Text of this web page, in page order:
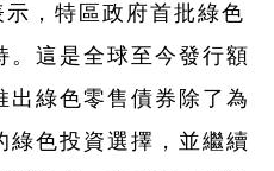
，特區政府首批綠色
。這是全球至今發行額
出綠色零售債券除了為
綠色投資選擇，並繼續